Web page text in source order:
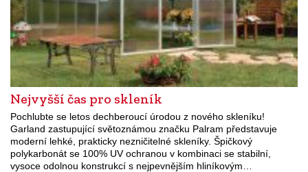
Nejvyšší čas pro skleník
Pochlubte se letos dechberoucí úrodou z nového skleníku!
Garland zastupující světoznámou značku Palram představuje
moderní lehké, prakticky nezničitelné skleníky. Špičkový
polykarbonát se 100% UV ochranou v kombinaci se stabilní,
vysoce odolnou konstrukcí s nejpevnějším hliníkovým…